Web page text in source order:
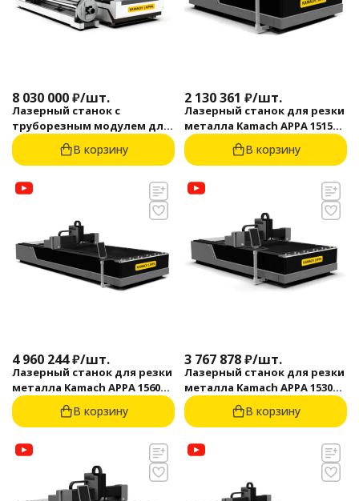
8 030 000₽/шт.
Лазерный станок с
труборезным модулем для
резки металла Kamach APPA
T6 1530/1024 (6000 Вт)
В корзину
2 130 361 ₽/шт.
Лазерный станок для резки
металла Kamach APPA 1515
(1500 Вт)
В корзину
4 960 244₽/шт.
Лазерный станок для резки
металла Kamach APPA 1560
(6000 Вт)
В корзину
3 767 878₽/шт.
Лазерный станок для резки
металла Kamach APPA 1530
(6000 Вт)
В корзину